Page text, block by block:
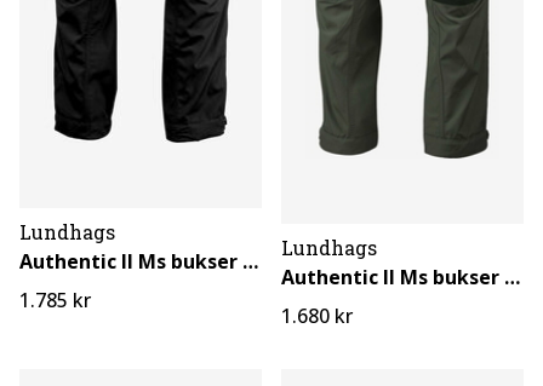
Lundhags
Authentic II Ms bukser Kort/Bred
1.785 kr
Lundhags
Authentic II Ms bukser Kort/Bred
1.680 kr